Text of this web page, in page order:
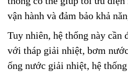
vận hành và đảm bảo khả
Tuy nhiên, hệ thống này cần
với tháp giải nhiệt, bơm
ống nước giải nhiệt, hệ